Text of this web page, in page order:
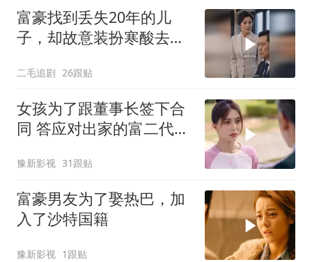
富豪找到丢失20年的儿
子，却故意装扮寒酸去相
二毛追剧 26跟贴
女孩为了跟董事长签下合
同 答应对出家的富二代展
豫新影视 31跟贴
富豪男友为了娶热巴，加
入了沙特国籍
豫新影视 1跟贴